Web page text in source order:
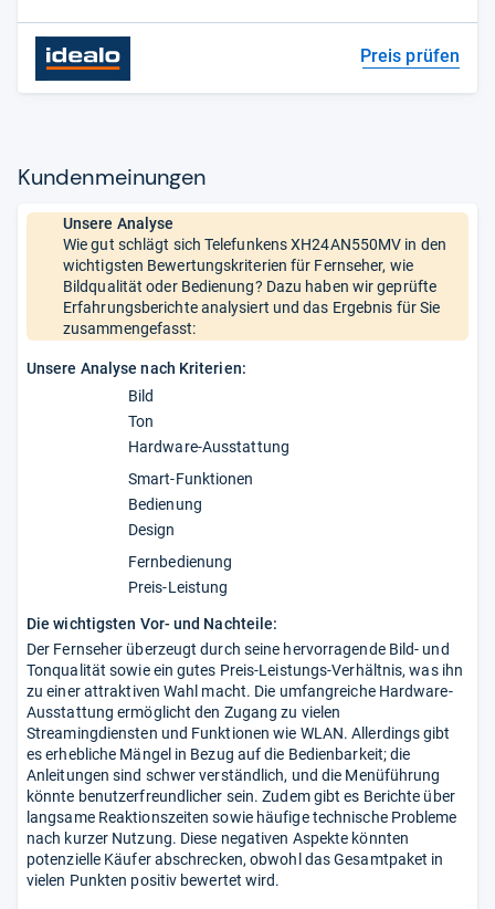
Preis prüfen
Kun­den­mei­nun­gen
Unsere Analyse
Wie gut schlägt sich Telefunkens XH24AN550MV in den
wichtigsten Bewertungskriterien für Fernseher, wie
Bildqualität oder Bedienung? Dazu haben wir geprüfte
Erfahrungsberichte analysiert und das Ergebnis für Sie
zusammengefasst:
Unsere Analyse nach Kriterien:
Bild
Ton
Hardware-Ausstattung
Smart-Funktionen
Bedienung
Design
Fernbedienung
Preis-Leistung
Die wichtigsten Vor- und Nachteile:
Der Fernseher überzeugt durch seine hervorragende Bild- und
Tonqualität sowie ein gutes Preis-Leistungs-Verhältnis, was ihn
zu einer attraktiven Wahl macht. Die umfangreiche Hardware-
Ausstattung ermöglicht den Zugang zu vielen
Streamingdiensten und Funktionen wie WLAN. Allerdings gibt
es erhebliche Mängel in Bezug auf die Bedienbarkeit; die
Anleitungen sind schwer verständlich, und die Menüführung
könnte benutzerfreundlicher sein. Zudem gibt es Berichte über
langsame Reaktionszeiten sowie häufige technische Probleme
nach kurzer Nutzung. Diese negativen Aspekte könnten
potenzielle Käufer abschrecken, obwohl das Gesamtpaket in
vielen Punkten positiv bewertet wird.